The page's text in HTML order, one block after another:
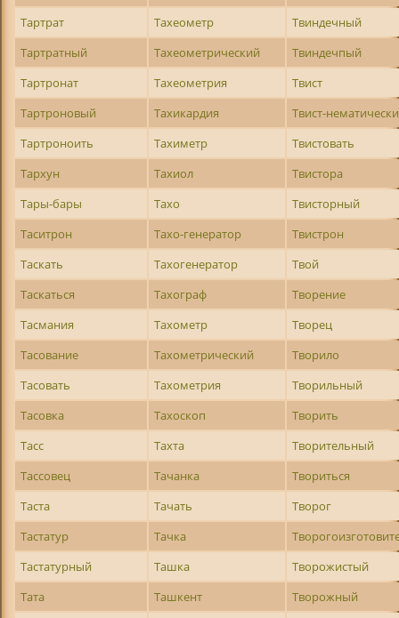
Тартрат
Тахеометр
Твиндечный
Тартратный
Тахеометрический
Твиндечпый
Тартронат
Тахеометрия
Твист
Тартроновый
Тахикардия
Твист-
Тартроноить
Тахиметр
Твистовать
Тархун
Тахиол
Твистора
Тары-бары
Тахо
Твисторный
Таситрон
Тахо-генератор
Твистрон
Таскать
Тахогенератор
Твой
Таскаться
Тахограф
Творение
Тасмания
Тахометр
Творец
Тасование
Тахометрический
Творило
Тасовать
Тахометрия
Творильный
Тасовка
Тахоскоп
Творить
Тасс
Тахта
Творительный
Тассовец
Тачанка
Твориться
Таста
Тачать
Творог
Тастатур
Тачка
Тастатурный
Ташка
Творожистый
Тата
Ташкент
Творожный